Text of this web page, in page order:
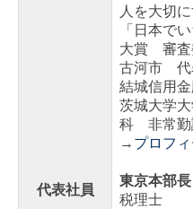
医業経営支援
公益法人支援
相続・贈与支援
お客様の声
代表社員
人を大切
「日本で
大賞 審査
古河市 代
結城信用
茨城大学
科 非常勤
→ プロフ
東京本部
税理士